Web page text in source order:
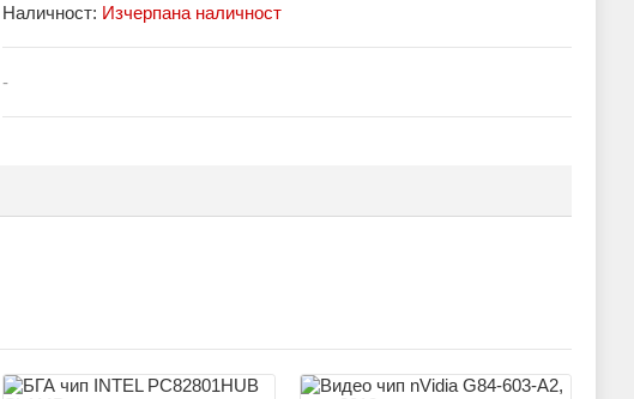
Наличност: Изчерпана наличност
-